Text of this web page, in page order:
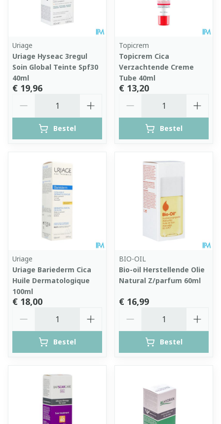
Uriage
Uriage Hyseac 3regul
Soin Global Teinte Spf30
40ml
€ 19,96
Bestel
Topicrem
Topicrem Cica
Verzachtende Creme
Tube 40ml
€ 13,20
Bestel
Uriage
Uriage Bariederm Cica
Huile Dermatologique
100ml
€ 18,00
Bestel
BIO-OIL
Bio-oil Herstellende Olie
Natural Z/parfum 60ml
€ 16,99
Bestel